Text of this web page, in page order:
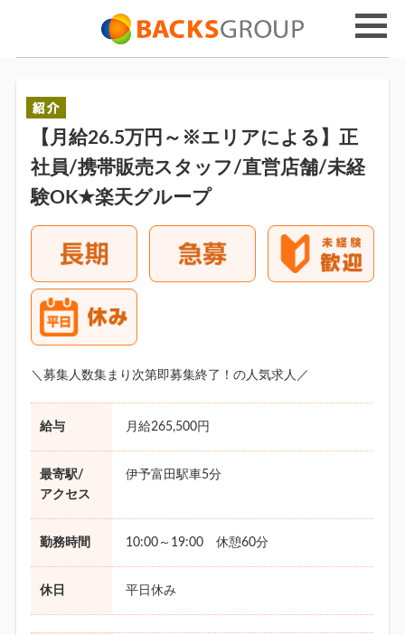
【月給26.5万円～※エリアによる】正
社員/携帯販売スタッフ/直営店舗/未経
験OK★楽天グループ
＼募集人数集まり次第即募集終了！の人気求人／
給与 月給265,500円
最寄駅/
アクセス
伊予富田駅車5分
勤務時間 10:00～19:00 休憩60分
休日 平日休み